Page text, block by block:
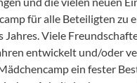
für alle Beteiligten zu
Jahres. Viele
entwickelt und/oder
ein fester